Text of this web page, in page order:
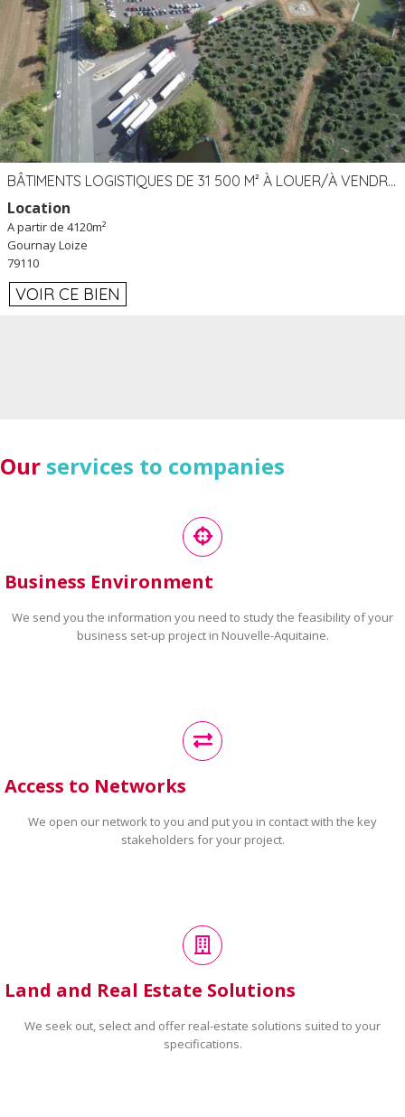
BÂTIMENTS LOGISTIQUES DE 31 500 M² À LOUER/À VENDRE SUR UN SITE DE 17 HA (79)
Location
A partir de 4120m²
Gournay Loize
79110
VOIR CE BIEN
Our services to companies
Business Environment
We send you the information you need to study the feasibility of your
business set-up project in Nouvelle-Aquitaine.
Access to Networks
We open our network to you and put you in contact with the key
stakeholders for your project.
Land and Real Estate Solutions
We seek out, select and offer real-estate solutions suited to your
specifications.